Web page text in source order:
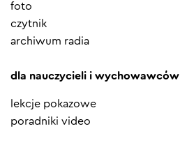
foto
czytnik
archiwum radia
dla nauczycieli i wychowawców
lekcje pokazowe
poradniki video